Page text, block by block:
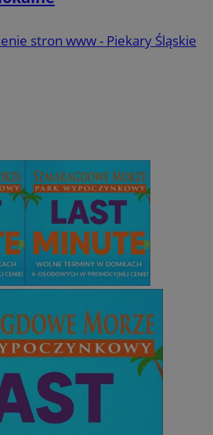
stron www - Piekary Śląskie